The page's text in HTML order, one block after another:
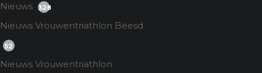
Nieuws 328
Nieuws Vrouwentriathlon Beesd
52
Nieuws Vrouwentriathlon